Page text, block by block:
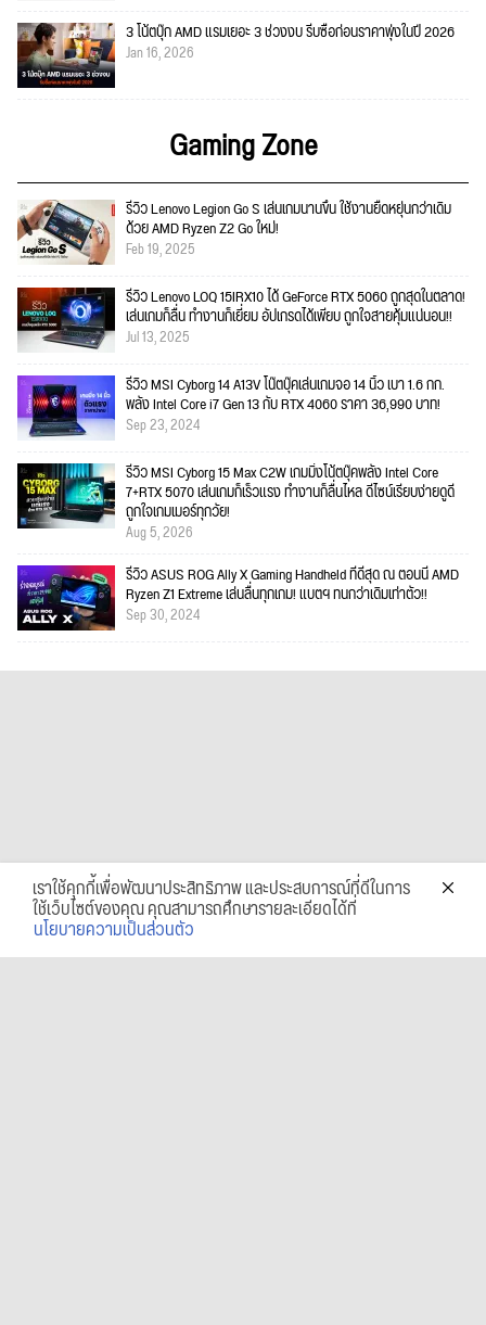
3 โน้ตบุ๊ก AMD แรมเยอะ 3 ช่วงงบ รีบซื้อก่อนราคาพุ่งในปี 2026
Jan 16, 2026
Gaming Zone
รีวิว Lenovo Legion Go S เล่นเกมนานขึ้น ใช้งานยืดหยุ่นกว่าเดิม
ด้วย AMD Ryzen Z2 Go ใหม่!
Feb 19, 2025
รีวิว Lenovo LOQ 15IRX10 ได้ GeForce RTX 5060 ถูกสุดในตลาด!
เล่นเกมก็ลื่น ทำงานก็เยี่ยม อัปเกรดได้เพียบ ถูกใจสายคุ้มแน่นอน!!
Jul 13, 2025
รีวิว MSI Cyborg 14 A13V โน๊ตบุ๊คเล่นเกมจอ 14 นิ้ว เบา 1.6 กก.
พลัง Intel Core i7 Gen 13 กับ RTX 4060 ราคา 36,990 บาท!
Sep 23, 2024
รีวิว MSI Cyborg 15 Max C2W เกมมิ่งโน้ตบุ๊คพลัง Intel Core
7+RTX 5070 เล่นเกมก็เร็วแรง ทำงานก็ลื่นไหล ดีไซน์เรียบง่ายดูดี
ถูกใจเกมเมอร์ทุกวัย!
Aug 5, 2026
รีวิว ASUS ROG Ally X Gaming Handheld ที่ดีสุด ณ ตอนนี้ AMD
Ryzen Z1 Extreme เล่นลื่นทุกเกม! แบตฯ ทนกว่าเดิมเท่าตัว!!
Sep 30, 2024
เราใช้คุกกี้เพื่อพัฒนาประสิทธิภาพ และประสบการณ์ที่ดีในการ
ใช้เว็บไซต์ของคุณ คุณสามารถศึกษารายละเอียดได้ที่
นโยบายความเป็นส่วนตัว